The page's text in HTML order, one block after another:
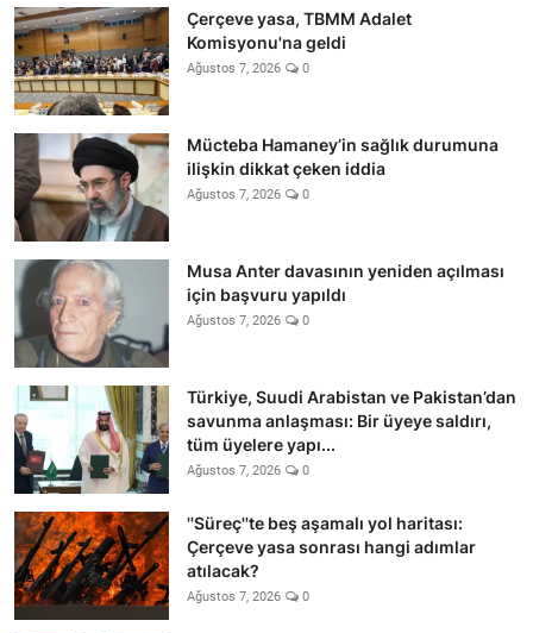
Çerçeve yasa, TBMM Adalet
Komisyonu'na geldi
Ağustos 7, 2026 0
Mücteba Hamaney’in sağlık durumuna
ilişkin dikkat çeken iddia
Ağustos 7, 2026 0
Musa Anter davasının yeniden açılması
için başvuru yapıldı
Ağustos 7, 2026 0
Türkiye, Suudi Arabistan ve Pakistan’dan
savunma anlaşması: Bir üyeye saldırı,
tüm üyelere yapı...
Ağustos 7, 2026 0
''Süreç''te beş aşamalı yol haritası:
Çerçeve yasa sonrası hangi adımlar
atılacak?
Ağustos 7, 2026 0